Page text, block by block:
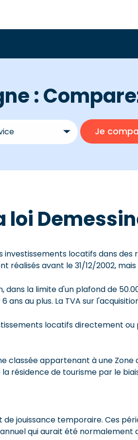
:
locatifs dans
avant le 31/12/2002,
la limite d'un plafond de
au plus. La TVA sur
locatifs directement
classée appartenant à une Zone
résidence de tourisme par le
de jouissance temporaire. Ces
qui aurait été